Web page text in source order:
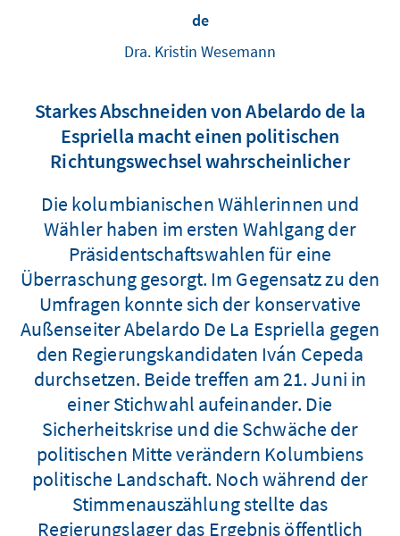
de
Dra. Kristin Wesemann
Starkes Abschneiden von Abelardo de la
Espriella macht einen politischen
Richtungswechsel wahrscheinlicher
Die kolumbianischen Wählerinnen und
Wähler haben im ersten Wahlgang der
Präsidentschaftswahlen für eine
Überraschung gesorgt. Im Gegensatz zu den
Umfragen konnte sich der konservative
Außenseiter Abelardo De La Espriella gegen
den Regierungskandidaten Iván Cepeda
durchsetzen. Beide treffen am 21. Juni in
einer Stichwahl aufeinander. Die
Sicherheitskrise und die Schwäche der
politischen Mitte verändern Kolumbiens
politische Landschaft. Noch während der
Stimmenauszählung stellte das
Regierungslager das Ergebnis öffentlich